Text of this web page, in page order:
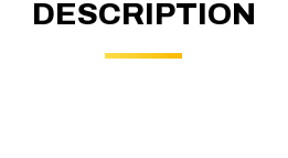
DESCRIPTION